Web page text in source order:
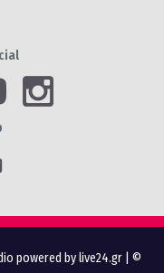
powered by live24.gr | ©